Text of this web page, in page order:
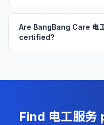
Are BangBang Care 电
certified?
Find 电工服务